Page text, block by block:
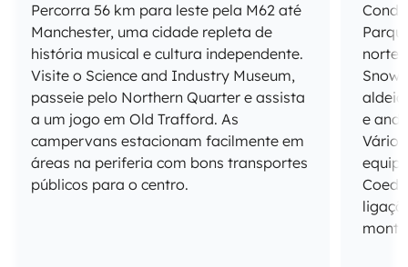
Percorra 56 km para leste pela M62 até
Manchester, uma cidade repleta de
história musical e cultura independente.
Visite o Science and Industry Museum,
passeie pelo Northern Quarter e assista
a um jogo em Old Trafford. As
campervans estacionam facilmente em
áreas na periferia com bons transportes
públicos para o centro.
norte
aldeia
e
Coed